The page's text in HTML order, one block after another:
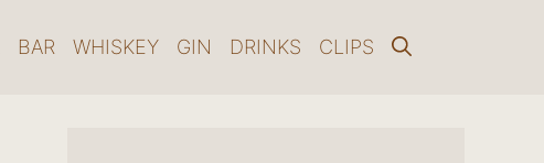
BAR WHISKEY GIN DRINKS CLIPS